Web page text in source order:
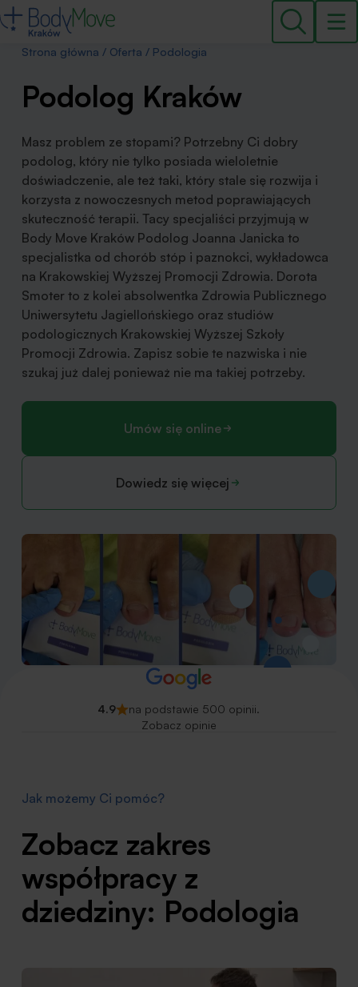
Strona główna / Oferta / Podologia
Podolog Kraków
Masz problem ze stopami? Potrzebny Ci dobry
podolog, który nie tylko posiada wieloletnie
doświadczenie, ale też taki, który stale się rozwija i
korzysta z nowoczesnych metod poprawiających
skuteczność terapii. Tacy specjaliści przyjmują w
Body Move Kraków Podolog Joanna Janicka to
specjalistka od chorób stóp i paznokci, wykładowca
na Krakowskiej Wyższej Promocji Zdrowia. Dorota
Smoter to z kolei absolwentka Zdrowia Publicznego
Uniwersytetu Jagiellońskiego oraz studiów
podologicznych Krakowskiej Wyższej Szkoły
Promocji Zdrowia. Zapisz sobie te nazwiska i nie
szukaj już dalej ponieważ nie ma takiej potrzeby.
Umów się online
Dowiedz się więcej
4.9
na podstawie 500 opinii.
Zobacz opinie
Jak możemy Ci pomóc?
Zobacz zakres
współpracy z
dziedziny: Podologia